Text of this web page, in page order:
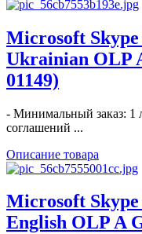
Microsoft Skype
Ukrainian OLP
01149)
- Минимальный заказ: 1
соглашений ...
Описание товара
Microsoft Skype
English OLP A